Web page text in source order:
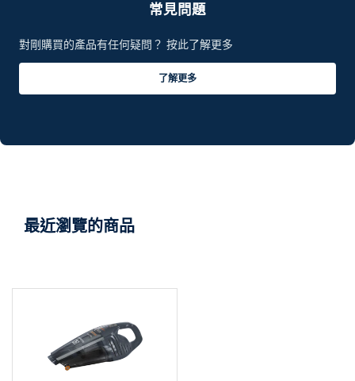
常見問題
對剛購買的產品有任何疑問？ 按此了解更多
了解更多
最近瀏覽的商品